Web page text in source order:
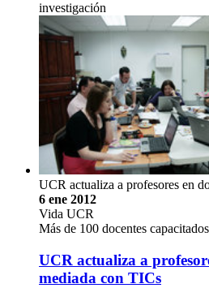
investigación
UCR actualiza a profesores en
6 ene 2012
Vida UCR
Más de 100 docentes
UCR actualiza a
mediada con TICs